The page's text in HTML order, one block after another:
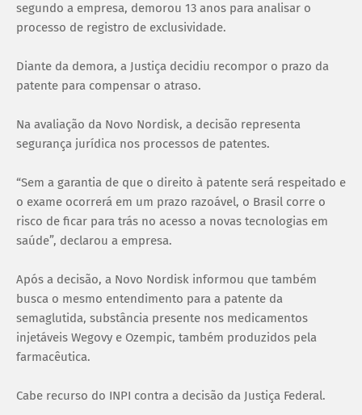
segundo a empresa, demorou 13 anos para analisar o
processo de registro de exclusividade.
Diante da demora, a Justiça decidiu recompor o prazo da
patente para compensar o atraso.
Na avaliação da Novo Nordisk, a decisão representa
segurança jurídica nos processos de patentes.
“Sem a garantia de que o direito à patente será respeitado e
o exame ocorrerá em um prazo razoável, o Brasil corre o
risco de ficar para trás no acesso a novas tecnologias em
saúde”, declarou a empresa.
Após a decisão, a Novo Nordisk informou que também
busca o mesmo entendimento para a patente da
semaglutida, substância presente nos medicamentos
injetáveis Wegovy e Ozempic, também produzidos pela
farmacêutica.
Cabe recurso do INPI contra a decisão da Justiça Federal.